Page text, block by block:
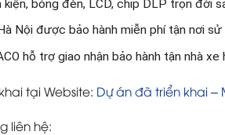
bóng đèn, LCD, chip DLP trọn đời
Nội được bảo hành miễn phí tận nơi sử
hỗ trợ giao nhận bảo hành tận nhà
tại Website: Dự án đã triển khai –
liên hệ: